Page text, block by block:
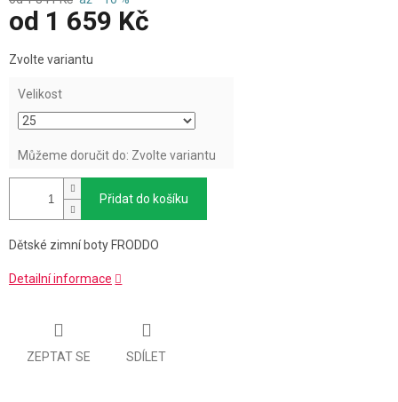
od 1 659 Kč
cena:
Zvolte variantu
Velikost
Můžeme doručit do: Zvolte variantu
Přidat do košíku
Dětské zimní boty FRODDO
Detailní informace
ZEPTAT SE SDÍLET